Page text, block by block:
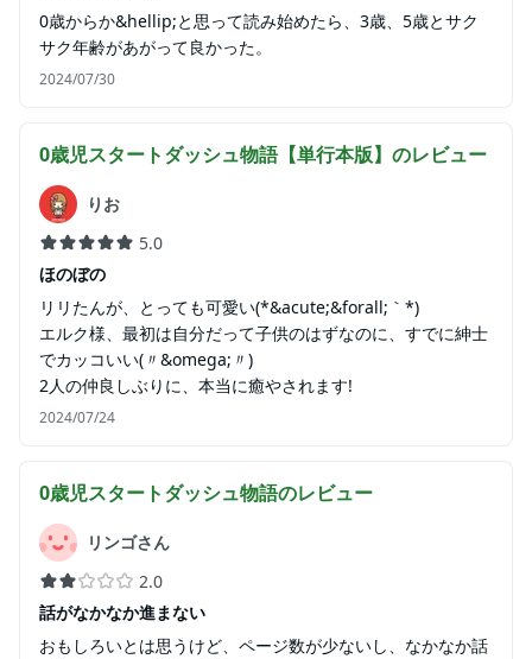
0歳からか&hellip;と思って読み始めたら、3歳、5歳とサク
サク年齢があがって良かった。
2024/07/30
0歳児スタートダッシュ物語【単行本版】 のレビュー
りお
5.0
ほのぼの
リリたんが、とっても可愛い(*&acute;&forall;｀*)
エルク様、最初は自分だって子供のはずなのに、すでに紳士
でカッコいい(〃&omega;〃)
2人の仲良しぶりに、本当に癒やされます!
2024/07/24
0歳児スタートダッシュ物語のレビュー
リンゴさん
2.0
話がなかなか進まない
おもしろいとは思うけど、ページ数が少ないし、なかなか話